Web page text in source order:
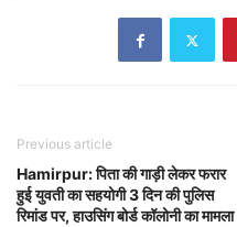
Previous article
Hamirpur: पिता की गाड़ी लेकर फरार
हुई युवती का सहयोगी 3 दिन की पुलिस
रिमांड पर, हाउसिंग बोर्ड कॉलोनी का मामला